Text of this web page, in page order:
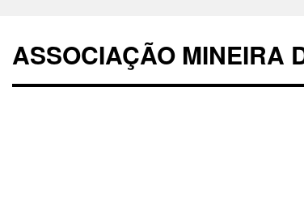
conteúdo
ASSOCIAÇÃO MINEIRA